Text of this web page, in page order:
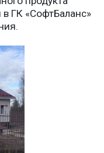
в ГК «СофтБаланс»